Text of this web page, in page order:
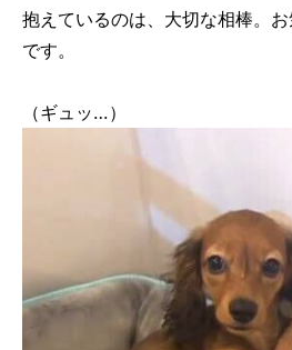
抱えているのは、大切な相棒。
です。
（ギュッ…）